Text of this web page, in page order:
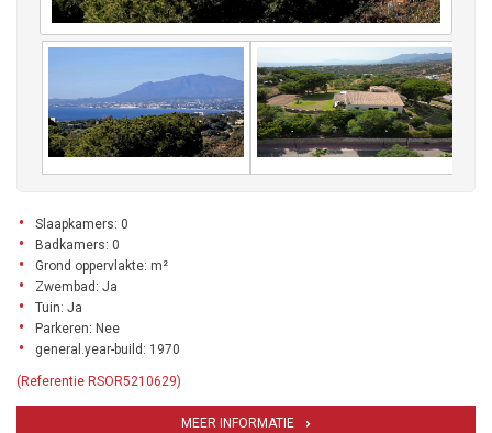
Slaapkamers: 0
Badkamers: 0
Grond oppervlakte: m²
Zwembad: Ja
Tuin: Ja
Parkeren: Nee
general.year-build: 1970
(Referentie RSOR5210629)
MEER INFORMATIE